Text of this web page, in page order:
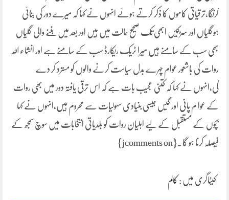
کرنگا،ترقیاتی کاموں کا ذکر کرتے ہوئے انہوں نے کہا کہ میرے دور کی بنائی
ہوگلیاں اور سڑکیں ابھی تک صحیح حالت میں ہیں اور بعد میں بننے والی گلیاں
بھی سب کے سامنے ہیں میرا ٹریک ریکارڈ سب کے سامنے ہے اور انشاء اللہ
روات کی باشعور عوام چہرے بدل سیاست کرنے والوں کو مسترد کر دے
گی،انہوں نے کہا کہ کتنی عجیب بات ہے کہ اس ترقی یافتہ دور میں بھی روات
کے عوا م پانی اور گیس جیسی بنیادی سہولیات سے محروم ہیں،انہوں نے کہا
بچوں کے مستقبل کے لیے اہلیان روات کو بلدیاتی انتخابات میں سوچ سمجھ کے
فیصلہ کرنا ہو گا ۔{jcomments on}
کیٹاگری میں : کالم